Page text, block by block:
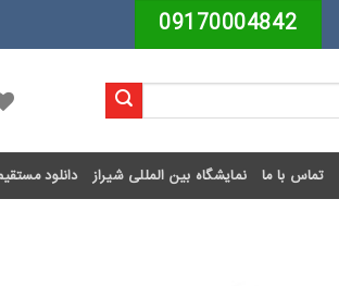
09170004842
تماس با ما نمایشگاه بین المللی شیراز دانلود